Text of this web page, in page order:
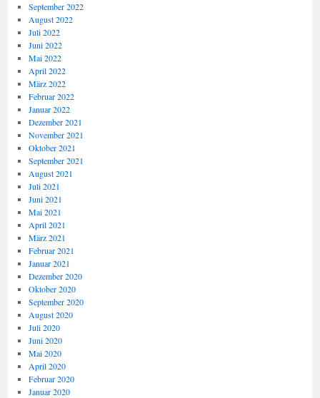
September 2022
August 2022
Juli 2022
Juni 2022
Mai 2022
April 2022
März 2022
Februar 2022
Januar 2022
Dezember 2021
November 2021
Oktober 2021
September 2021
August 2021
Juli 2021
Juni 2021
Mai 2021
April 2021
März 2021
Februar 2021
Januar 2021
Dezember 2020
Oktober 2020
September 2020
August 2020
Juli 2020
Juni 2020
Mai 2020
April 2020
Februar 2020
Januar 2020